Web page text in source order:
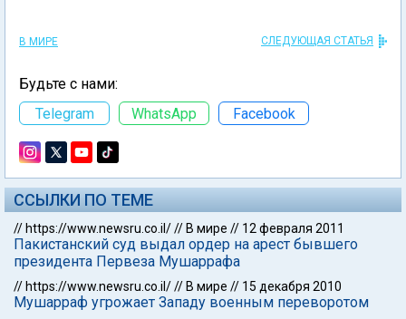
В МИРЕ СЛЕДУЮЩАЯ СТАТЬЯ
Будьте с нами:
Telegram
WhatsApp Facebook
ССЫЛКИ ПО ТЕМЕ
// https://www.newsru.co.il/// В мире // 12 февраля 2011
Пакистанский суд выдал ордер на арест бывшего
президента Первеза Мушаррафа
// https://www.newsru.co.il/// В мире // 15 декабря 2010
Мушарраф угрожает Западу военным переворотом